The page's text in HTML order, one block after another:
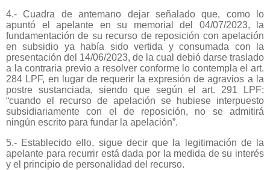
4.- Cuadra de antemano dejar señalado que, como lo
apuntó el apelante en su memorial del 04/07/2023, la
fundamentación de su recurso de reposición con apelación
en subsidio ya había sido vertida y consumada con la
presentación del 14/06/2023, de la cual debió darse traslado
a la contraria previo a resolver conforme lo contempla el art.
284 LPF, en lugar de requerir la expresión de agravios a la
postre sustanciada, siendo que según el art. 291 LPF:
“cuando el recurso de apelación se hubiese interpuesto
subsidiariamente con el de reposición, no se admitirá
ningún escrito para fundar la apelación”.
5.- Establecido ello, sigue decir que la legitimación de la
apelante para recurrir está dada por la medida de su interés
y el principio de personalidad del recurso.